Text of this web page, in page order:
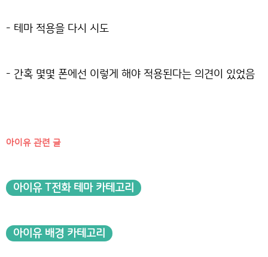
- 테마 적용을 다시 시도
- 간혹 몇몇 폰에선 이렇게 해야 적용된다는 의견이 있었음
아이유 관련 글
아이유 T전화 테마 카테고리
아이유 배경 카테고리